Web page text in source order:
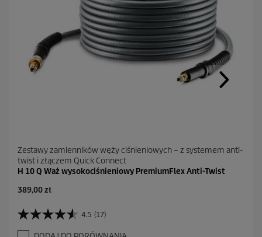
Zestawy zamienników węży ciśnieniowych – z systemem anti-
twist i złączem Quick Connect
H 10 Q Waż wysokociśnieniowy PremiumFlex Anti-Twist
A
t
u
a
389,00 zł
4.5 (17)
4
.